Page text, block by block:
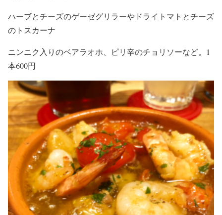
ハーブとチーズのゲーゼグリラーやドライトマトとチーズ
のトスカーナ
ニンニク入りのベアラオホ、ピリ辛のチョリソーなど。1
本600円